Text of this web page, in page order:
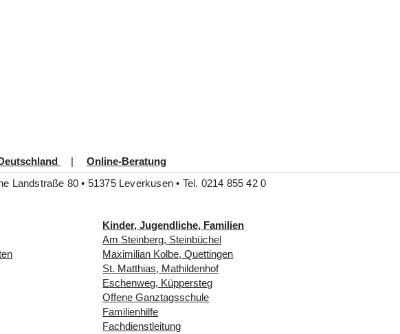
|
Online-Beratung
Landstraße 80 • 51375 Leverkusen • Tel. 0214 855 42 0
Kinder, Jugendliche, Familien
Am Steinberg, Steinbüchel
Maximilian Kolbe, Quettingen
St. Matthias, Mathildenhof
Eschenweg, Küppersteg
Offene Ganztagsschule
Familienhilfe
Fachdienstleitung